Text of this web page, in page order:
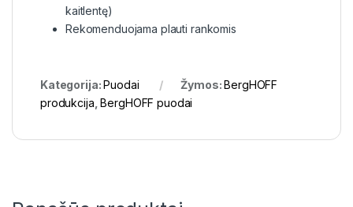
kaitlentę)
Rekomenduojama plauti rankomis
Kategorija:Puodai Žymos:BergHOFF
produkcija ,BergHOFF puodai